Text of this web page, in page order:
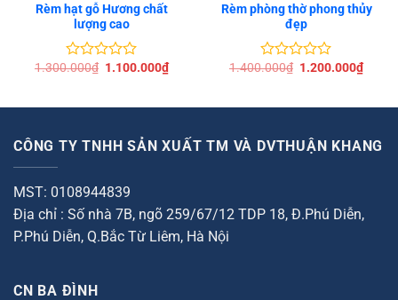
Rèm hạt gỗ Hương chất
lượng cao
Được
0
sao
1.300.000₫ Giá
1.100.000₫Giá
hiện
1.100.000₫.
Rèm phòng thờ phong thủy
đẹp
Được
0
sao
1.400.000₫ Giá
1.200.000₫Giá
hiện
CÔNG TY TNHH SẢN XUẤT TM VÀ DVTHUẬN KHANG
MST: 0108944839
Địa chỉ : Số nhà 7B, ngõ 259/67/12 TDP 18, Đ.Phú Diễn,
P.Phú Diễn, Q.Bắc Từ Liêm, Hà Nội
CN BA ĐÌNH